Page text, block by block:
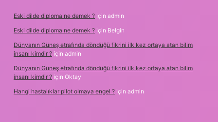
Eski dilde diploma ne demek ? için admin
Eski dilde diploma ne demek ? için Belgin
Dünyanın Güneş etrafında döndüğü fikrini ilk kez ortaya atan bilim
insanı kimdir ? için admin
Dünyanın Güneş etrafında döndüğü fikrini ilk kez ortaya atan bilim
insanı kimdir ? için Oktay
Hangi hastalıklar pilot olmaya engel ? için admin